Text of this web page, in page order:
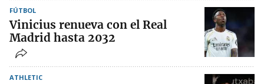
FÚTBOL
Vinicius renueva con el Real
Madrid hasta 2032
ATHLETIC